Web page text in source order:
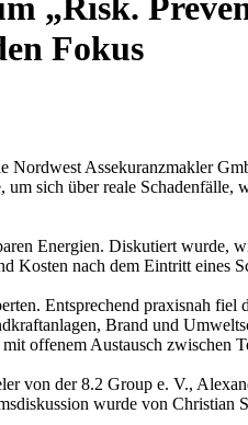
Fokus
Nordwest Assekuranzmakler
sich über reale
Energien. Diskutiert wurde,
nach dem Eintritt eines
Entsprechend praxisnah fiel
Brand und
offenem Austausch zwischen
von der 8.2 Group e. V.,
wurde von Christian